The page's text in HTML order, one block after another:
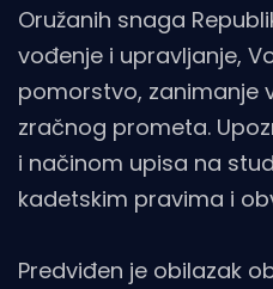
Oružanih snaga
vođenje i upravljanje,
pomorstvo, zanimanje
zračnog prometa.
i načinom upisa na
kadetskim pravima i
Predviđen je obilazak